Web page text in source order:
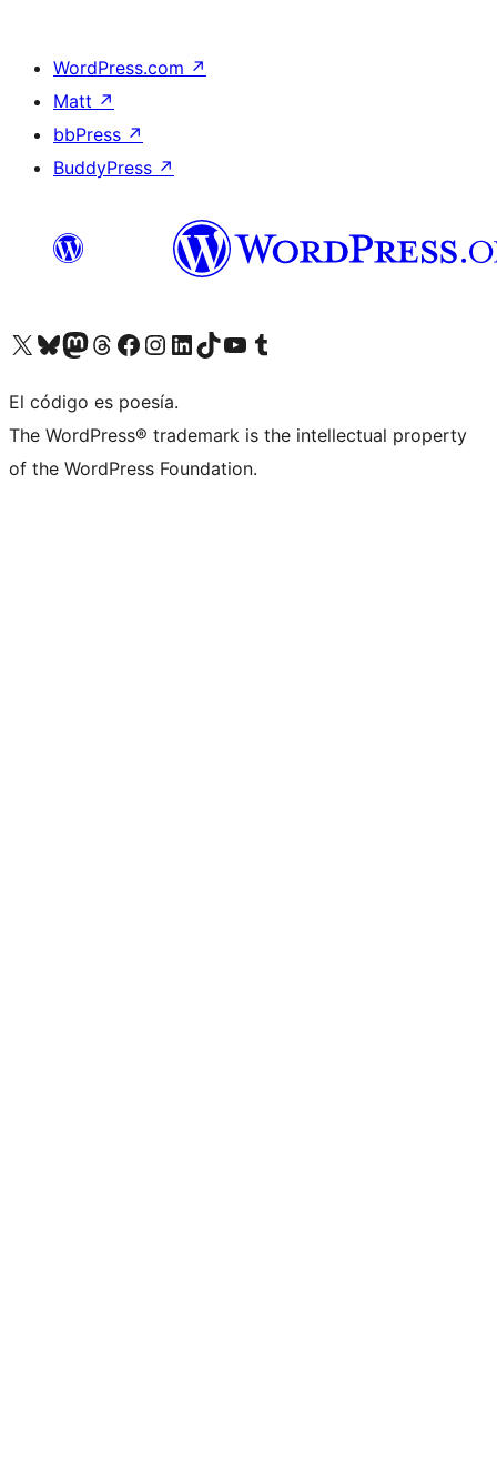
WordPress.com ↗
Matt ↗
bbPress ↗
BuddyPress ↗
Visita nuestra cuenta de X (anteriormente Twitter)
Visita nuestra cuenta de Bluesky
Visita nuestra cuenta de Mastodon
Visita nuestra cuenta de Threads
Visita nuestra página de Facebook
Visita nuestra cuenta de Instagram
Visita nuestra cuenta de LinkedIn
Visita nuestra cuenta de TikTok
Visita nuestro canal de YouTube
Visita nuestra cuenta de Tumblr
El código es poesía.
The WordPress® trademark is the intellectual property
of the WordPress Foundation.